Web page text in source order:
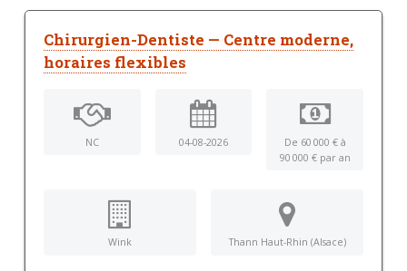
Chirurgien-Dentiste — Centre moderne,
horaires flexibles
NC 04-08-2026
De 60 000 € à
90 000 € par an
Wink Thann Haut-Rhin (Alsace)